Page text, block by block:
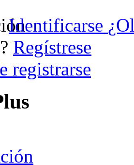
Identificarse
Regístrese
registrarse